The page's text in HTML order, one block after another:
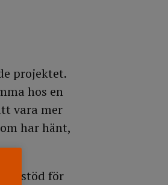
projektet.
hos en
vara mer
har hänt,
stöd för